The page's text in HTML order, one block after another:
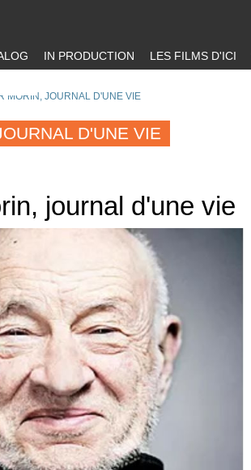
IN PRODUCTION LES FILMS D'ICI
MORIN, JOURNAL D'UNE VIE
D'UNE VIE
journal d'une vie